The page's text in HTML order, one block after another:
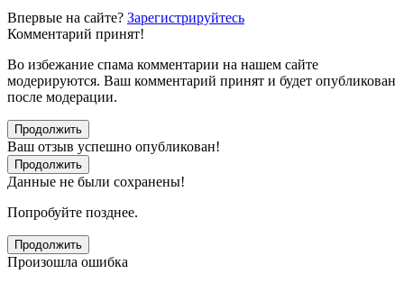
Впервые на сайте? Зарегистрируйтесь
Комментарий принят!
Во избежание спама комментарии на нашем сайте
модерируются. Ваш комментарий принят и будет опубликован
после модерации.
Продолжить
Ваш отзыв успешно опубликован!
Продолжить
Данные не были сохранены!
Попробуйте позднее.
Продолжить
Произошла ошибка